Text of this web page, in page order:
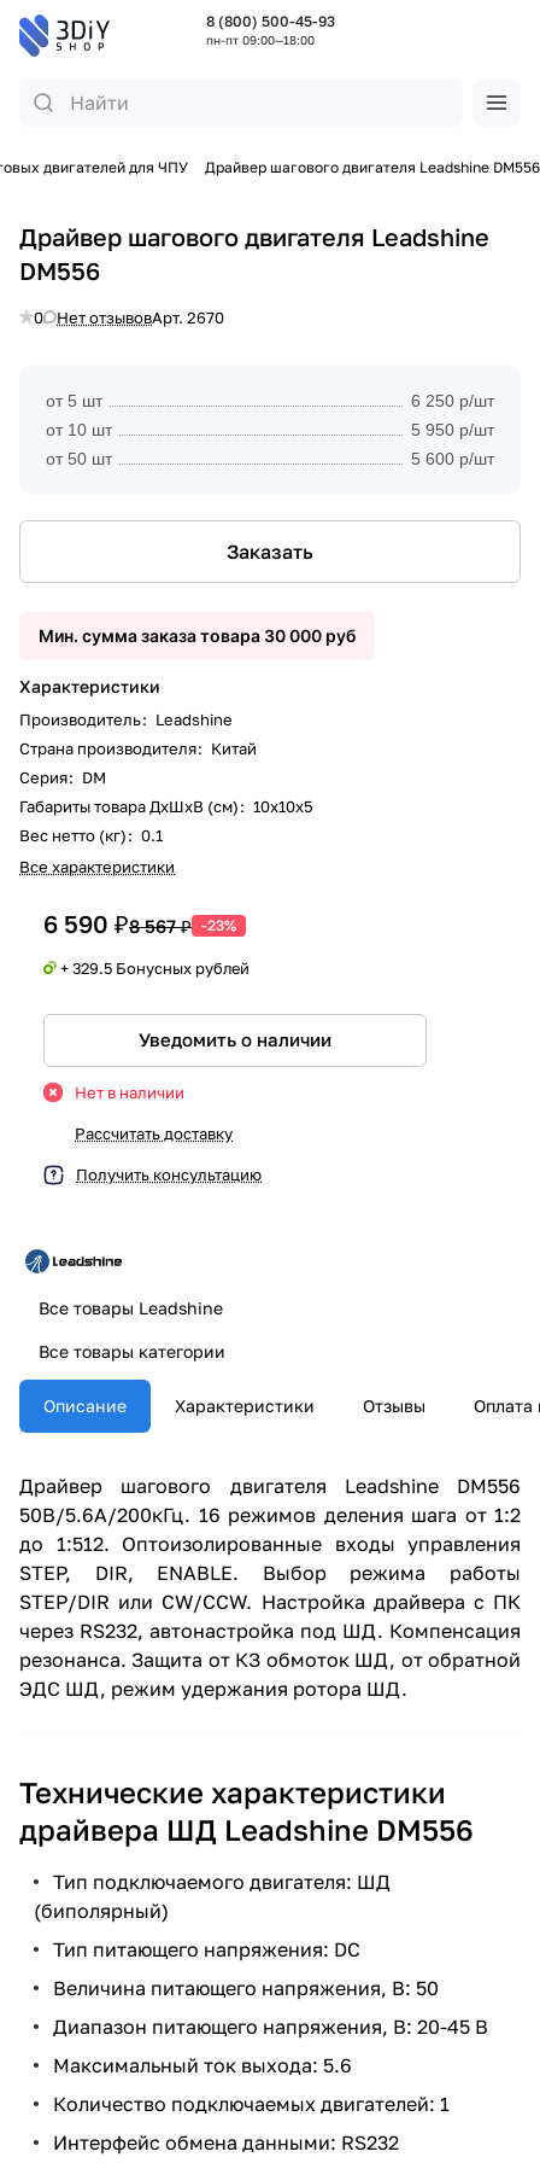
8 (800) 500-45-93
пн-пт 09:00—18:00
двигателей для ЧПУ Драйвер шагового двигателя Leadshine DM556
Драйвер шагового двигателя Leadshine
DM556
0 Нет отзывовАрт. 2670
от 5 шт
6 250 р/шт
от 10 шт
5 950 р/шт
от 50 шт
5 600 р/шт
Заказать
Мин. сумма заказа товара 30 000 руб
Характеристики
Производитель: Leadshine
Страна производителя: Китай
Серия: DM
Габариты товара ДxШxВ (см): 10х10х5
Вес нетто (кг): 0.1
Все характеристики
6 590 ₽8 567 ₽ -23%
+ 329.5 Бонусных рублей
Уведомить о наличии
Нет в наличии
Рассчитать доставку
Получить консультацию
Все товары Leadshine
Все товары категории
Описание Характеристики Отзывы Оплата
Драйвер шагового двигателя Leadshine DM556
50В/5.6А/200кГц. 16 режимов деления шага от 1:2
до 1:512. Оптоизолированные входы управления
STEP, DIR, ENABLE. Выбор режима работы
STEP/DIR или CW/CCW. Настройка драйвера с ПК
через RS232, автонастройка под ШД. Компенсация
резонанса. Защита от КЗ обмоток ШД, от обратной
ЭДС ШД, режим удержания ротора ШД.
Технические характеристики
драйвера ШД Leadshine DM556
Тип подключаемого двигателя: ШД
(биполярный)
Тип питающего напряжения: DC
Величина питающего напряжения, В: 50
Диапазон питающего напряжения, В: 20-45 В
Максимальный ток выхода: 5.6
Количество подключаемых двигателей: 1
Интерфейс обмена данными: RS232